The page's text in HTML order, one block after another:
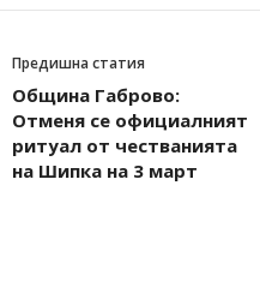
Предишна статия
Община Габрово:
Отменя се официалният
ритуал от честванията
на Шипка на 3 март